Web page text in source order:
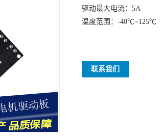
联系我们
驱动最大电流：5A
温度范围：-40℃~125℃